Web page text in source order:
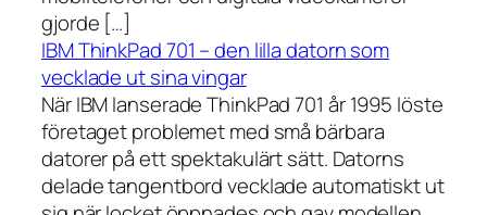
gjorde […]
IBM ThinkPad 701 – den lilla datorn som
vecklade ut sina vingar
När IBM lanserade ThinkPad 701 år 1995 löste
företaget problemet med små bärbara
datorer på ett spektakulärt sätt. Datorns
delade tangentbord vecklade automatiskt ut